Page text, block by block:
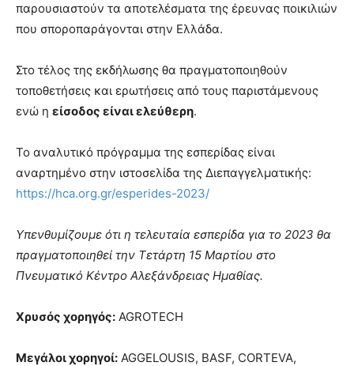
παρουσιαστούν τα αποτελέσματα της έρευνας ποικιλιών
που σποροπαράγονται στην Ελλάδα.
Στο τέλος της εκδήλωσης θα πραγματοποιηθούν
τοποθετήσεις και ερωτήσεις από τους παριστάμενους
ενώ η είσοδος είναι ελεύθερη.
Το αναλυτικό πρόγραμμα της εσπερίδας είναι
αναρτημένο στην ιστοσελίδα της Διεπαγγελματικής:
https://hca.org.gr/esperides-2023/
Υπενθυμίζουμε ότι η τελευταία εσπερίδα για το 2023 θα
πραγματοποιηθεί την Τετάρτη 15 Μαρτίου στο
Πνευματικό Κέντρο Αλεξάνδρειας Ημαθίας.
Χρυσός χορηγός: AGROTECH
Μεγάλοι χορηγοί: AGGELOUSIS, BASF, CORTEVA,